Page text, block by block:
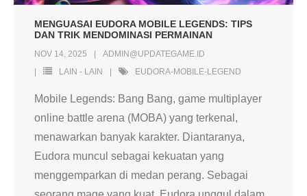
MENGUASAI EUDORA MOBILE LEGENDS: TIPS
DAN TRIK MENDOMINASI PERMAINAN
NOV 14, 2025
ADMIN@UPDATEGAME.ID
LAIN - LAIN
EUDORA-MOBILE-LEGEND
Mobile Legends: Bang Bang, game multiplayer
online battle arena (MOBA) yang terkenal,
menawarkan banyak karakter. Diantaranya,
Eudora muncul sebagai kekuatan yang
menggemparkan di medan perang. Sebagai